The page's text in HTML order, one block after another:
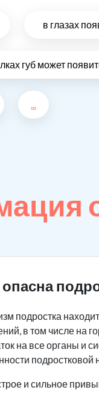
в глазах
губ может
...
подростка
в том числе на
на все органы и
подростковой
и сильное